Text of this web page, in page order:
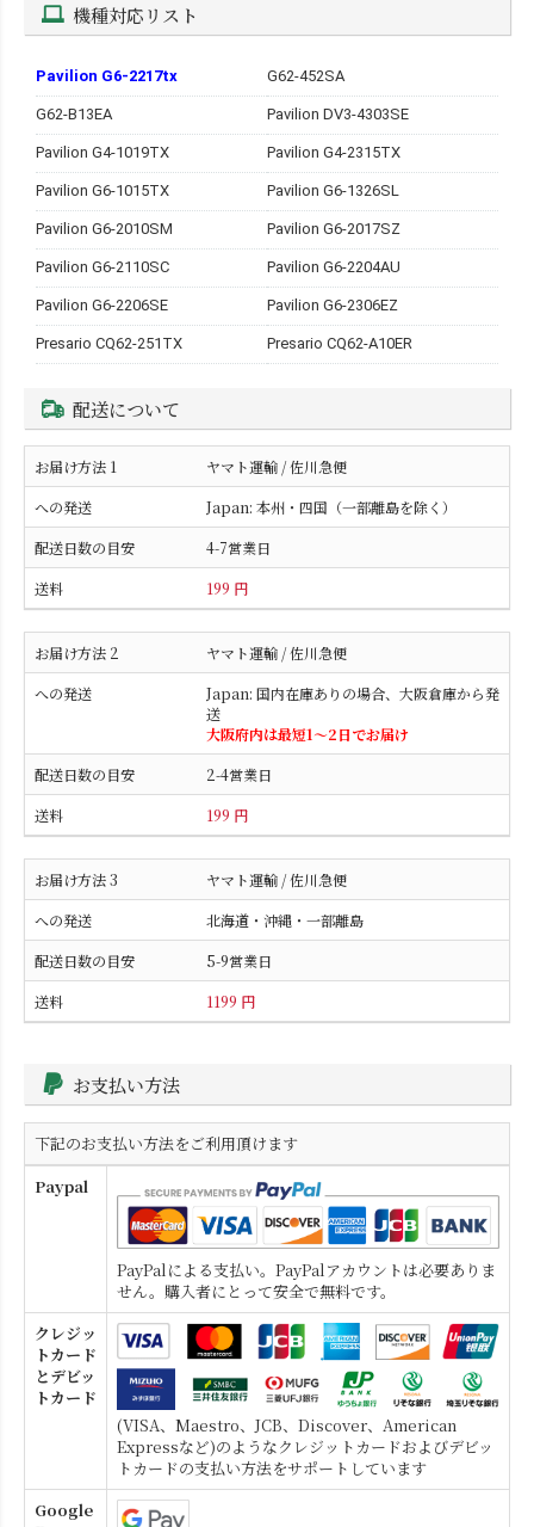
機種対応リスト
Pavilion G6-2217tx G62-452SA
G62-B13EA Pavilion DV3-4303SE
Pavilion G4-1019TX Pavilion G4-2315TX
Pavilion G6-1015TX Pavilion G6-1326SL
Pavilion G6-2010SM Pavilion G6-2017SZ
Pavilion G6-2110SC Pavilion G6-2204AU
Pavilion G6-2206SE Pavilion G6-2306EZ
Presario CQ62-251TX Presario CQ62-A10ER
配送について
ヤマト運輸 / 佐川急便
Japan: 本州・四国（一部離島を除く）
4-7営業日
199 円
ヤマト運輸 / 佐川急便
Japan: 国内在庫ありの場合、大阪倉庫から発
送
大阪府内は最短1〜2日でお届け
2-4営業日
199 円
ヤマト運輸 / 佐川急便
北海道・沖縄・一部離島
5-9営業日
1199 円
お支払い方法
下記のお支払い方法をご利用頂けます
Paypal
PayPalによる支払い。PayPalアカウントは必要ありま
せん。購入者にとって安全で無料です。
クレジッ
トカード
とデビッ
トカード
(VISA、Maestro、JCB、Discover、American
Expressなど)のようなクレジットカードおよびデビッ
トカードの支払い方法をサポートしています
Google